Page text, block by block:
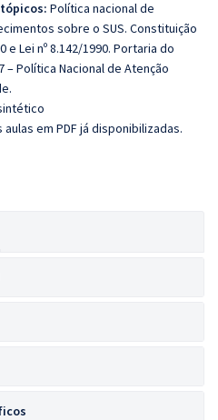
Política nacional de
sobre o SUS. Constituição
e Lei nº 8.142/1990. Portaria do
– Política Nacional de Atenção
em PDF já disponibilizadas.